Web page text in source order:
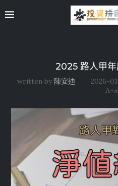
2025 路人甲
written by 陳安迪 2026-
A+